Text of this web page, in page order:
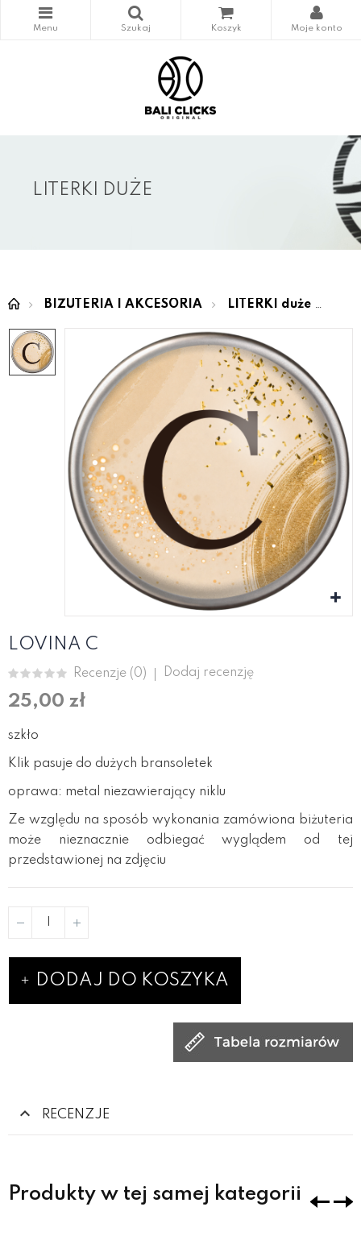
LITERKI DUŻE
BIŻUTERIA I AKCESORIA LITERKI duże
LOVINA C
Recenzje (0) Dodaj recenzję
25,00 zł
szkło
Klik pasuje do dużych bransoletek
oprawa: metal niezawierający niklu
Ze względu na sposób wykonania zamówiona biżuteria
może nieznacznie odbiegać wyglądem od tej
przedstawionej na zdjęciu
DODAJ DO KOSZYKA
RECENZJE
Produkty w tej samej kategorii